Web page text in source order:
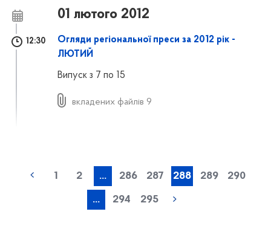
01 лютого 2012
12:30
Огляди регіональної преси за 2012 рік -
ЛЮТИЙ
Випуск з 7 по 15
вкладених файлів 9
1 2 ... 286 287 288 289 290
... 294 295